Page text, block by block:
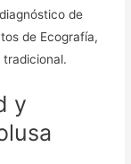
de
de Ecografía,
tradicional.
y